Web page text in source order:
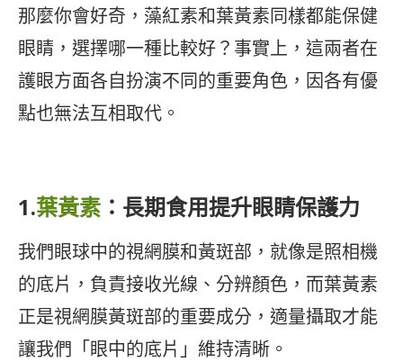
那麼你會好奇，藻紅素和葉黃素同樣都能保健
眼睛，選擇哪一種比較好？事實上，這兩者在
護眼方面各自扮演不同的重要角色，因各有優
點也無法互相取代。
1.葉黃素 ：長期食用提升眼睛保護力
我們眼球中的視網膜和黃斑部，就像是照相機
的底片，負責接收光線、分辨顏色，而葉黃素
正是視網膜黃斑部的重要成分，適量攝取才能
讓我們「眼中的底片」維持清晰。